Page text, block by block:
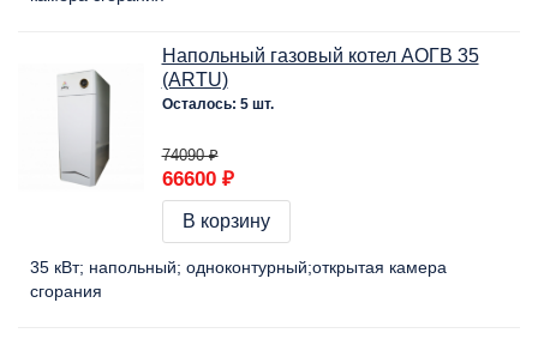
Напольный газовый котел АОГВ 35
(ARTU)
Осталось: 5 шт.
74090 ₽
66600 ₽
В корзину
35 кВт напольный одноконтурный открытая камера
сгорания